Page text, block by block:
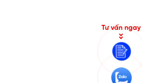
Tư vấn ngay